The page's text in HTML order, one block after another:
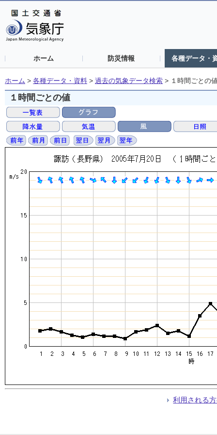
ホーム 防災情報 各種データ・
ホーム > 各種データ・資料 > 過去の気象データ検索 > １時間ごとの
１時間ごとの値
利用される